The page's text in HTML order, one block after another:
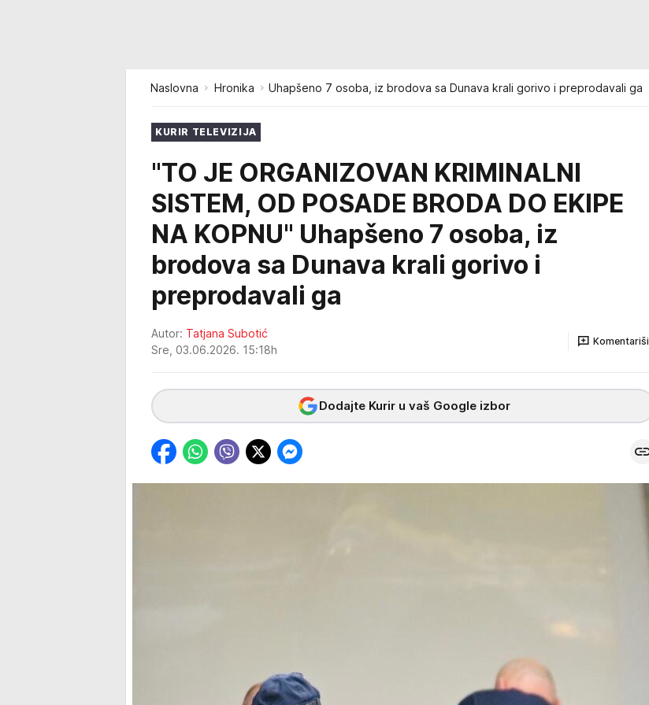
Naslovna Hronika Uhapšeno 7 osoba, iz brodova sa Dunava krali gorivo i preprodavali ga
KURIR TELEVIZIJA
"TO JE ORGANIZOVAN KRIMINALNI
SISTEM, OD POSADE BRODA DO EKIPE
NA KOPNU" Uhapšeno 7 osoba, iz
brodova sa Dunava krali gorivo i
preprodavali ga
Autor: Tatjana Subotić
Sre, 03.06.2026. 15:18h
Komentariši
Dodajte Kurir u vaš Google izbor